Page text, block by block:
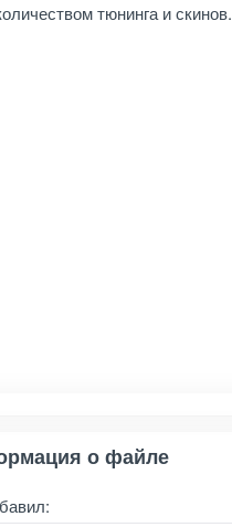
тюнинга и скинов.
о файле